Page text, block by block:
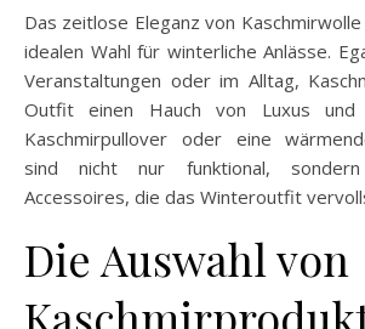
Das zeitlose Eleganz von
idealen Wahl für winterliche Anlässe.
Veranstaltungen oder im Alltag,
Outfit einen Hauch von Luxus und
Kaschmirpullover oder eine
sind nicht nur funktional,
Accessoires, die das Winteroutfit
Die Auswahl von